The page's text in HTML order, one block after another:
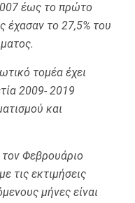
έως το πρώτο
έχασαν το 27,5% του
τομέα έχει
2009- 2019
και
Φεβρουάριο
τις εκτιμήσεις
μήνες είναι